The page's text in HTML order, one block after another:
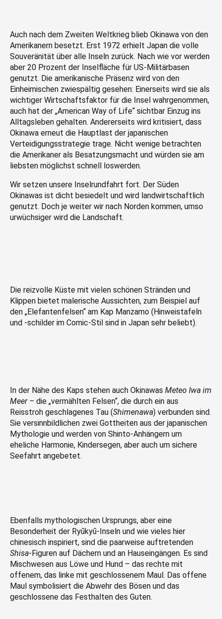
Auch nach dem Zweiten Weltkrieg blieb Okinawa von den
Amerikanern besetzt. Erst 1972 erhielt Japan die volle
Souveränität über alle Inseln zurück. Nach wie vor werden
aber 20 Prozent der Inselfläche für US-Militärbasen
genutzt. Die amerikanische Präsenz wird von den
Einheimischen zwiespältig gesehen: Einerseits wird sie als
wichtiger Wirtschaftsfaktor für die Insel wahrgenommen,
auch hat der „American Way of Life“ sichtbar Einzug ins
Alltagsleben gehalten. Andererseits wird kritisiert, dass
Okinawa erneut die Hauptlast der japanischen
Verteidigungsstrategie trage. Nicht wenige betrachten
die Amerikaner als Besatzungsmacht und würden sie am
liebsten möglichst schnell loswerden.
Wir setzen unsere Inselrundfahrt fort. Der Süden
Okinawas ist dicht besiedelt und wird landwirtschaftlich
genutzt. Doch je weiter wir nach Norden kommen, umso
urwüchsiger wird die Landschaft.
Die reizvolle Küste mit vielen schönen Stränden und
Klippen bietet malerische Aussichten, zum Beispiel auf
den „Elefantenfelsen“ am Kap Manzamo (Hinweistafeln
und -schilder im Comic-Stil sind in Japan sehr beliebt).
In der Nähe des Kaps stehen auch Okinawas Meteo Iwa im
Meer – die „vermählten Felsen“, die durch ein aus
Reisstroh geschlagenes Tau (Shimenawa) verbunden sind.
Sie versinnbildlichen zwei Gottheiten aus der japanischen
Mythologie und werden von Shinto-Anhängern um
eheliche Harmonie, Kindersegen, aber auch um sichere
Seefahrt angebetet.
Ebenfalls mythologischen Ursprungs, aber eine
Besonderheit der Ryūkyū-Inseln und wie vieles hier
chinesisch inspiriert, sind die paarweise auftretenden
Shisa-Figuren auf Dächern und an Hauseingängen. Es sind
Mischwesen aus Löwe und Hund – das rechte mit
offenem, das linke mit geschlossenem Maul. Das offene
Maul symbolisiert die Abwehr des Bösen und das
geschlossene das Festhalten des Guten.